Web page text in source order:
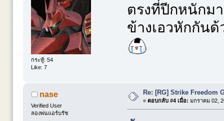
กระทู้: 54
Like: 7
ตรงที่ปีกหนักม
ข้างเอวหักกัน
nase
Verified User
ลองพ่นแอร์บรัช
Re: [RG] Strike Freedom
« ตอบกลับ #4 เมื่อ: มกราคม 02,